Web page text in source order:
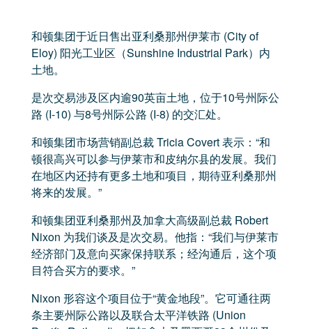
和顿集团于近日售出亚利桑那州伊莱市 (City of
Eloy) 阳光工业区（Sunshine Industrial Park） 内
土地。
是次交易涉及区内逾90英亩土地，位于10号州际公
路 (I-10) 与8号州际公路 (I-8) 的交汇处。
和顿集团市场营销副总裁 Tricia Covert 表示：“和
顿很高兴可以参与伊莱市和皮纳尔县的发展。我们
在地区内还持有更多土地和项目，期待亚利桑那州
将来的发展。”
和顿集团亚利桑那州及加拿大高级副总裁 Robert
Nixon 为我们谈及是次交易。他指：“我们与伊莱市
经济部门及意向买家保持联系；经沟通后，这个项
目符合买方的要求。”
Nixon 形容这个项目位于“黄金地段”。它可通往两
条主要州际公路以及联合太平洋铁路 (Union